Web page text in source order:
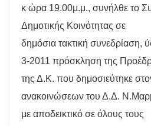
κ ώρα 19.00μ.μ., συνήλθε το
Δημοτικής Κοινότητας σε
δημόσια τακτική συνεδρίαση,
3-2011 πρόσκληση της
της Δ.Κ. που δημοσιεύτηκε
ανακοινώσεων του Δ.Δ.
με αποδεικτικό σε όλους τους